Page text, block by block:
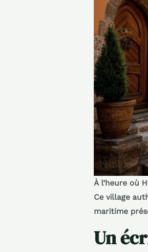
À l’heure où
Ce village
maritime
Un